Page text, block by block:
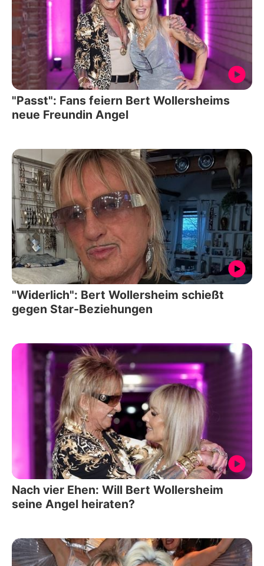
"Passt": Fans feiern Bert Wollersheims
neue Freundin Angel
"Widerlich": Bert Wollersheim schießt
gegen Star-Beziehungen
Nach vier Ehen: Will Bert Wollersheim
seine Angel heiraten?